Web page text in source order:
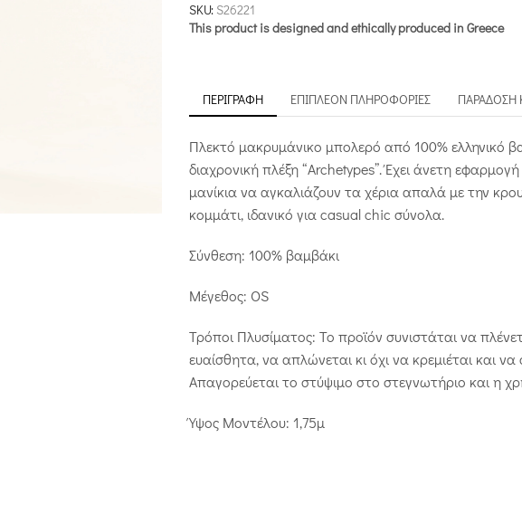
SKU: S26221
This product is designed and ethically produced in Greece
ΠΕΡΙΓΡΑΦΉ ΕΠΙΠΛΈΟΝ ΠΛΗΡΟΦΟΡΊΕΣ ΠΑΡΆΔΟΣΗ
Πλεκτό μακρυμάνικο μπολερό από 100% ελληνικό
διαχρονική πλέξη “Archetypes”. Έχει άνετη
μανίκια να αγκαλιάζουν τα χέρια απαλά με την
κομμάτι, ιδανικό για casual chic σύνολα.
Σύνθεση: 100% βαμβάκι
Μέγεθος: OS
Τρόποι Πλυσίματος: Το προϊόν συνιστάται να
ευαίσθητα, να απλώνεται κι όχι να κρεμιέται και
Απαγορεύεται το στύψιμο στο στεγνωτήριο και η
Ύψος Μοντέλου: 1,75μ